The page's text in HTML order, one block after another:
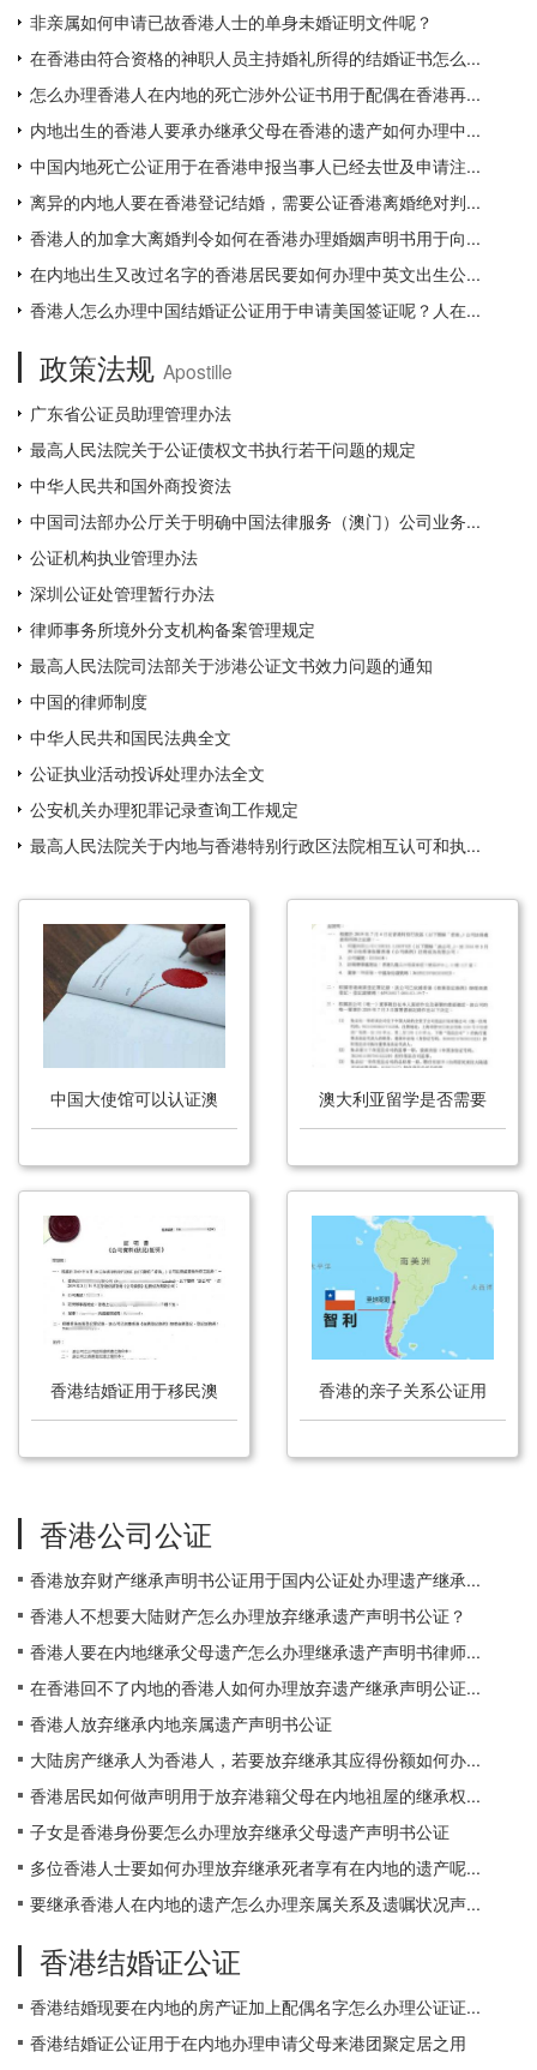
非亲属如何申请已故香港人士的单身未婚证明文件呢？
在香港由符合资格的神职人员主持婚礼所得的结婚证书怎么...
怎么办理香港人在内地的死亡涉外公证书用于配偶在香港再...
内地出生的香港人要承办继承父母在香港的遗产如何办理中...
中国内地死亡公证用于在香港申报当事人已经去世及申请注...
离异的内地人要在香港登记结婚，需要公证香港离婚绝对判...
香港人的加拿大离婚判令如何在香港办理婚姻声明书用于向...
在内地出生又改过名字的香港居民要如何办理中英文出生公...
香港人怎么办理中国结婚证公证用于申请美国签证呢？人在...
政策法规 Apostille
广东省公证员助理管理办法
最高人民法院关于公证债权文书执行若干问题的规定
中华人民共和国外商投资法
中国司法部办公厅关于明确中国法律服务（澳门）公司业务...
公证机构执业管理办法
深圳公证处管理暂行办法
律师事务所境外分支机构备案管理规定
最高人民法院司法部关于涉港公证文书效力问题的通知
中国的律师制度
中华人民共和国民法典全文
公证执业活动投诉处理办法全文
公安机关办理犯罪记录查询工作规定
最高人民法院关于内地与香港特别行政区法院相互认可和执...
中国大使馆可以认证澳
大利亚的结婚证吗？
澳大利亚留学是否需要
办理无犯罪公证？
香港结婚证用于移民澳
大利亚怎么办理公证？
香港的亲子关系公证用
于澳大利亚旅游怎么办
理公证？
香港公司公证
香港放弃财产继承声明书公证用于国内公证处办理遗产继承...
香港人不想要大陆财产怎么办理放弃继承遗产声明书公证？
香港人要在内地继承父母遗产怎么办理继承遗产声明书律师...
在香港回不了内地的香港人如何办理放弃遗产继承声明公证...
香港人放弃继承内地亲属遗产声明书公证
大陆房产继承人为香港人，若要放弃继承其应得份额如何办...
香港居民如何做声明用于放弃港籍父母在内地祖屋的继承权...
子女是香港身份要怎么办理放弃继承父母遗产声明书公证
多位香港人士要如何办理放弃继承死者享有在内地的遗产呢...
要继承香港人在内地的遗产怎么办理亲属关系及遗嘱状况声...
香港结婚证公证
香港结婚现要在内地的房产证加上配偶名字怎么办理公证证...
香港结婚证公证用于在内地办理申请父母来港团聚定居之用